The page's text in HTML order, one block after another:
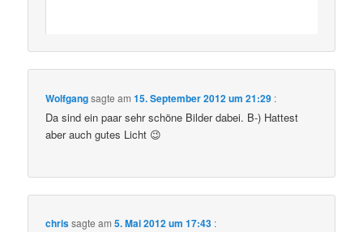
Wolfgangsagte am15. September 2012 um 21:29 :
Da sind ein paar sehr schöne Bilder dabei. B-) Hattest
aber auch gutes Licht 😉
chrissagte am5. Mai 2012 um 17:43 :